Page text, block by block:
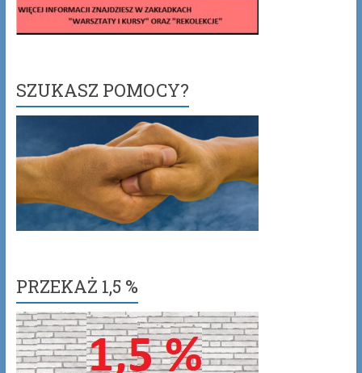
SZUKASZ POMOCY?
PRZEKAŻ 1,5 %